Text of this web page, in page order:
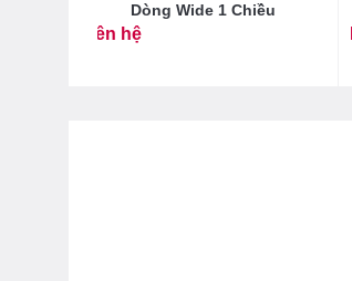
Dòng Wide 1 Chiều
Liên hệ